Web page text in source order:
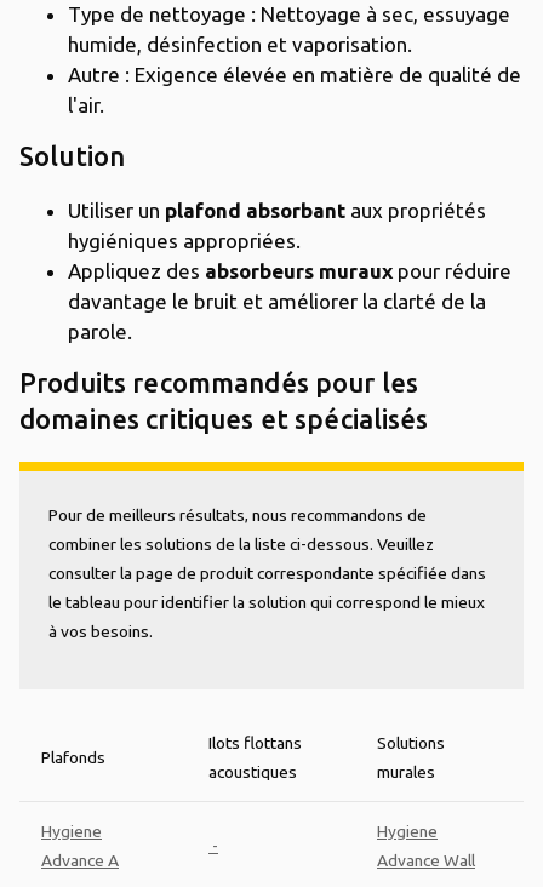
Type de nettoyage : Nettoyage à sec, essuyage
humide, désinfection et vaporisation.
Autre : Exigence élevée en matière de qualité de
l'air.
Solution
Utiliser un plafond absorbant aux propriétés
hygiéniques appropriées.
Appliquez des absorbeurs muraux pour réduire
davantage le bruit et améliorer la clarté de la
parole.
Produits recommandés pour les
domaines critiques et spécialisés
Pour de meilleurs résultats, nous recommandons de
combiner les solutions de la liste ci-dessous. Veuillez
consulter la page de produit correspondante spécifiée dans
le tableau pour identifier la solution qui correspond le mieux
à vos besoins.
Plafonds
Ilots flottans
acoustiques
Solutions
murales
Hygiene
Advance A
-
Hygiene
Advance Wall